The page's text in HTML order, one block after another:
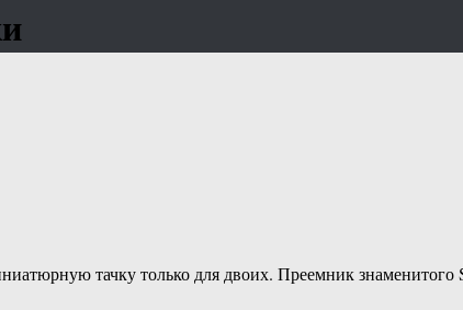
тачку только для двоих. Преемник